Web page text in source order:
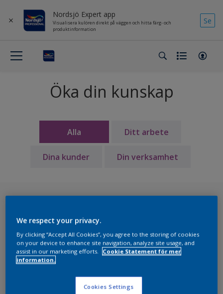
Nordsjö Expert app
Visualisera kulören direkt på väggen och hitta färg- och
produktinformation
Se
Öka din kunskap
Alla Ditt arbete
Dina kunder Din verksamhet
Spackel och
hålla fokus med
rätt energi!
07 May, 2021
We respect your privacy.
By clicking “Accept All Cookies”, you agree to the storing of cookies
on your device to enhance site navigation, analyze site usage, and
assist in our marketing efforts.
Cookie Statement för mer
information.
Cookies Settings